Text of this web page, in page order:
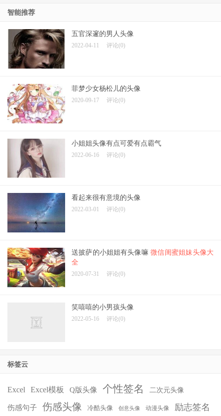
智能推荐
五官深邃的男人头像
2022-04-11 评论(0)
菲梦少女杨松儿的头像
2020-09-17 评论(0)
小姐姐头像有点可爱有点霸气
2022-06-16 评论(0)
看起来很有意境的头像
2022-03-01 评论(0)
送披萨的小姐姐有头像嘛 微信闺蜜姐妹头像大
全
2020-07-31 评论(0)
笑嘻嘻的小男孩头像
2022-05-16 评论(0)
标签云
Excel Excel模板 Q版头像 个性签名 二次元头像
伤感句子 伤感头像 冷酷头像 创意头像 动漫头像 励志签名